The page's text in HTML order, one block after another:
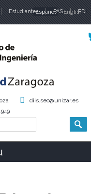
Estudiantes PAS PDI
Idiomas
Español English
diis.sec@unizar.es